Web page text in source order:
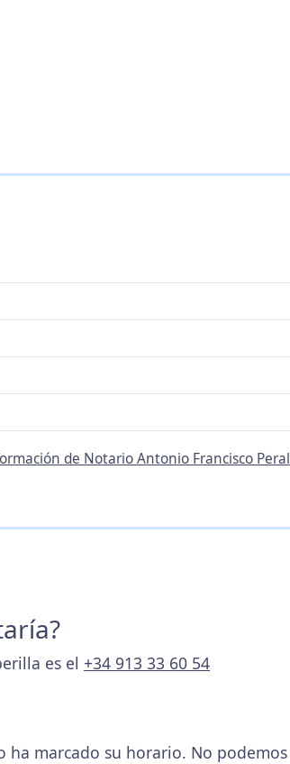
de Notario Antonio Francisco
es el +34 913 33 60 54
ha marcado su horario. No podemos